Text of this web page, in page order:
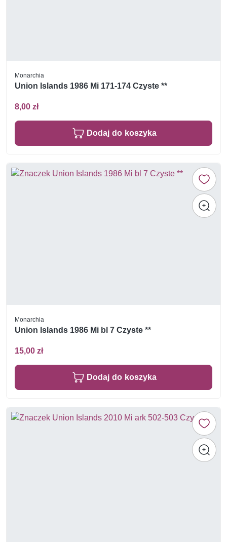
Monarchia
Union Islands 1986 Mi 171-174 Czyste **
8,00 zł
Dodaj do koszyka
Monarchia
Union Islands 1986 Mi bl 7 Czyste **
15,00 zł
Dodaj do koszyka